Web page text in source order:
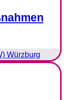
Würzburg